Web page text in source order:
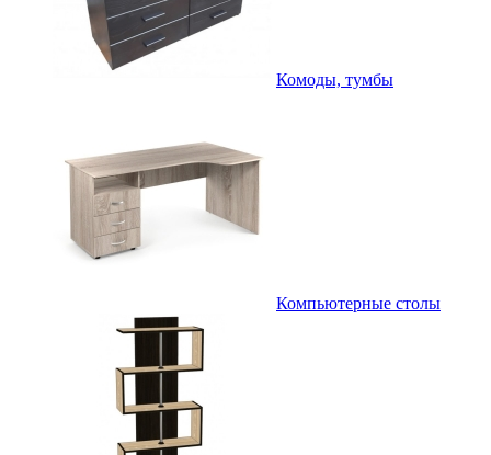
Комоды, тумбы
Компьютерные столы